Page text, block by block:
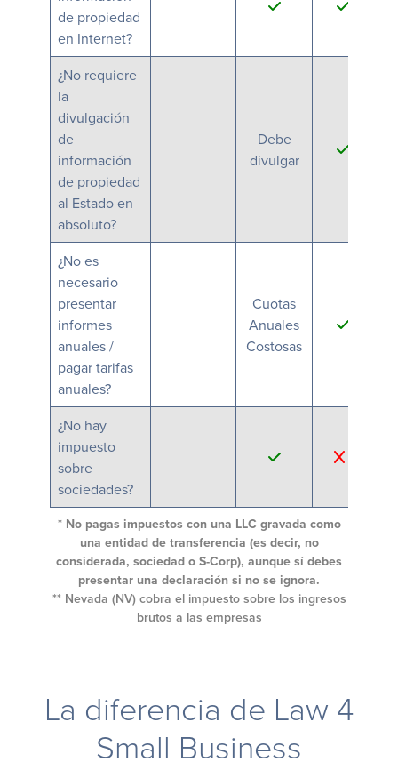
de propiedad
en Internet?
¿No requiere
la
divulgación
de
información
de propiedad
al Estado en
absoluto?
Debe
divulgar
¿No es
necesario
presentar
informes
anuales /
pagar tarifas
anuales?
Cuotas
Anuales
Costosas
¿No hay
impuesto
sobre
sociedades?
*
* No pagas impuestos con una LLC gravada como
una entidad de transferencia (es decir, no
considerada, sociedad o S-Corp), aunque sí debes
presentar una declaración si no se ignora.
** Nevada (NV) cobra el impuesto sobre los ingresos
brutos a las empresas
La diferencia de Law 4
Small Business